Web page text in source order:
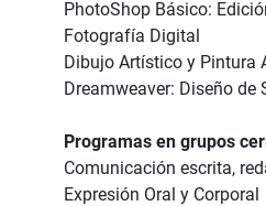
PhotoShop Básico:
Fotografía Digital
Dibujo Artístico y Pintura
Dreamweaver: Diseño de
Programas en grupos
Comunicación escrita,
Expresión Oral y Corporal